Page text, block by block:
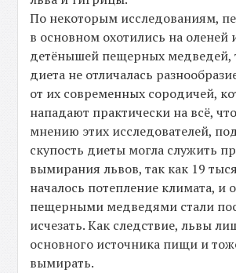
По некоторым исследованиям,
в основном охотились на оленей
детёнышей пещерных медведей,
диета не отличалась
от их современных сородичей,
нападают практически на всё,
мнению этих исследователей,
скупость диеты могла служить
вымирания львов, так как 19
началось потепление климата, и
пещерными медведями стали
исчезать. Как следствие, львы
основного источника пищи и
вымирать.